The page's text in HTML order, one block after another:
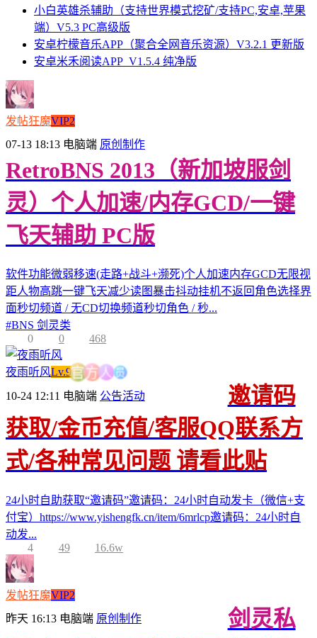
小白英雄杀辅助（支持世界模式挖矿/支持PC,安卓,苹果
端）V5.3 PC高级版
安卓柠檬音乐APP（聚合全网音乐资源）V3.2.1 更新版
安卓米禾阅读APP_V1.5.4 纯净版
发帖狂魔VIP2
07-13 18:13 电脑端 原创制作
RetroBNS 2013（新加坡服剑
灵）个人加速/内存GCD/一键
飞天辅助 PC版
软件功能微弱移速(走路+战斗+濒死)个人加速内存GCD无限视
距人物高跳一键飞天减少读图暴击抖动挂机不返回角色选择界
面秒切频道 / 无CD切换频道秒切角色 / 秒...
#BNS 剑灵类
0
0 468
夜雨听风Lv.9官 方人员
10-24 12:11 电脑端 公告活动
邀请码
获取/金币充值/客服QQ联系方
式/各种常见问题 请看此贴
24小时自助获取“邀请码”邀请码：24小时自动发卡（微信+支
付宝）https://www.yishengfk.cn/item/6mrlcp邀请码：24小时自
动发...
4
49 16.6w
发帖狂魔VIP2
昨天 16:13 电脑端 原创制作
剑灵私